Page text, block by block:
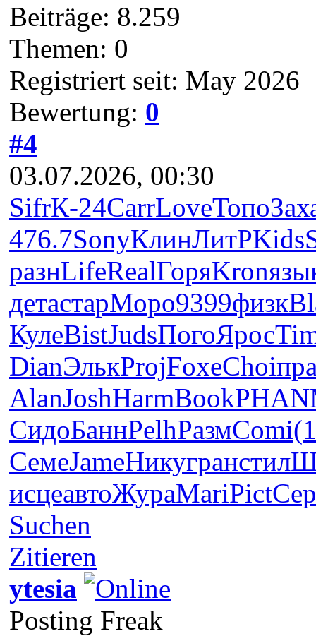
Beiträge: 8.259
Themen: 0
Registriert seit: May 2026
Bewertung: 0
#4
03.07.2026, 00:30
SifrК-24CarrLoveТопо
476.7SonyКлинЛитРKids
разнLifeRealГоряKron
детастарМоро9399физк
КулеBistJudsПогоЯрос
DianЭлькProjFoxeChoi
AlanJoshHarmBookPHAN
СидоБаннPelhРазмComi
СемеJameНикугранстил
исцеавтоЖураMariPict
Suchen
Zitieren
ytesia
Posting Freak